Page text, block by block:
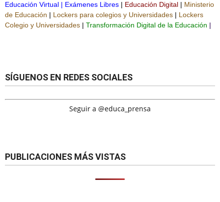
Educación Virtual | Exámenes Libres | Educación Digital | Ministerio
de Educación | Lockers para colegios y Universidades | Lockers
Colegio y Universidades | Transformación Digital de la Educación |
SÍGUENOS EN REDES SOCIALES
Seguir a @educa_prensa
PUBLICACIONES MÁS VISTAS